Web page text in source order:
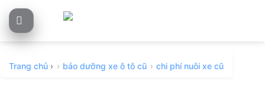
Skip
to
Trang chủ › bảo dưỡng xe ô tô cũ chi phí nuôi xe cũ